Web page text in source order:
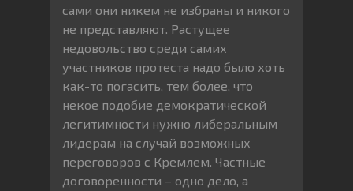
сами они никем не избраны и никого
не представляют. Растущее
недовольство среди самих
участников протеста надо было хоть
как-то погасить, тем более, что
некое подобие демократической
легитимности нужно либеральным
лидерам на случай возможных
переговоров с Кремлем. Частные
договоренности – одно дело, а